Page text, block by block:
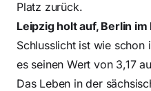
Platz zurück.
Leipzig holt auf, Berlin
Schlusslicht ist wie
es seinen Wert von 3,17
Das Leben in der